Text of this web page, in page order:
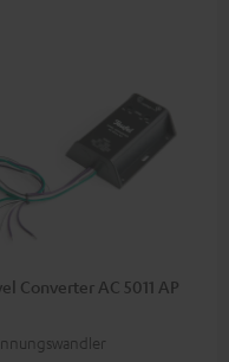
Converter AC 5011 AP